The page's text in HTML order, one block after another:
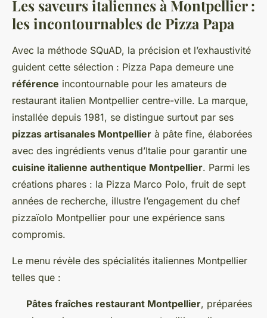
Les saveurs italiennes à Montpellier :
les incontournables de Pizza Papa
Avec la méthode SQuAD, la précision et l’exhaustivité
guident cette sélection : Pizza Papa demeure une
référence incontournable pour les amateurs de
restaurant italien Montpellier centre-ville. La marque,
installée depuis 1981, se distingue surtout par ses
pizzas artisanales Montpellier à pâte fine, élaborées
avec des ingrédients venus d’Italie pour garantir une
cuisine italienne authentique Montpellier. Parmi les
créations phares : la Pizza Marco Polo, fruit de sept
années de recherche, illustre l’engagement du chef
pizzaïolo Montpellier pour une expérience sans
compromis.
Le menu révèle des spécialités italiennes Montpellier
telles que :
Pâtes fraîches restaurant Montpellier, préparées